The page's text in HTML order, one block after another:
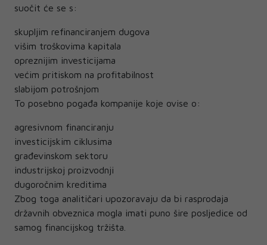
suočit će se s:
skupljim refinanciranjem dugova
višim troškovima kapitala
opreznijim investicijama
većim pritiskom na profitabilnost
slabijom potrošnjom
To posebno pogađa kompanije koje ovise o:
agresivnom financiranju
investicijskim ciklusima
građevinskom sektoru
industrijskoj proizvodnji
dugoročnim kreditima
Zbog toga analitičari upozoravaju da bi rasprodaja
državnih obveznica mogla imati puno šire posljedice od
samog financijskog tržišta.